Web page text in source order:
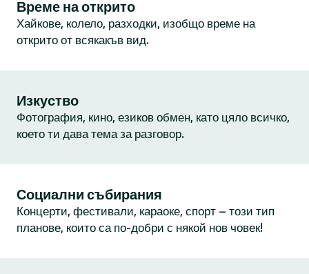
Време на открито
Хайкове, колело, разходки, изобщо време на
открито от всякакъв вид.
Изкуство
Фотография, кино, езиков обмен, като цяло всичко,
което ти дава тема за разговор.
Социални събирания
Концерти, фестивали, караоке, спорт – този тип
планове, които са по-добри с някой нов човек!